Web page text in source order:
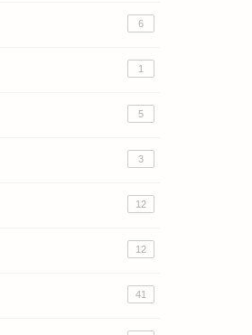
6
1
5
3
12
12
41